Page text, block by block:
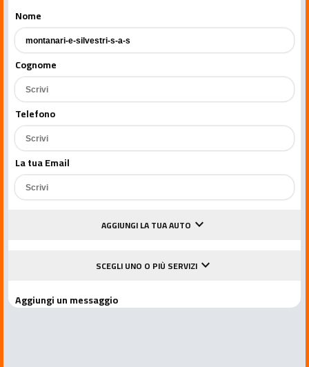
Nome
Cognome
Telefono
La tua Email
AGGIUNGI LA TUA AUTO keyboard_arrow_down
SCEGLI UNO O PIÙ SERVIZIkeyboard_arrow_down
Aggiungi un messaggio